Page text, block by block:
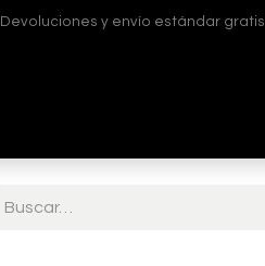
Devoluciones y envío estándar gratis